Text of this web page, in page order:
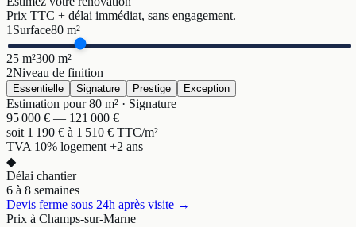
Prix TTC + délai immédiat, sans engagement.
1Surface80 m²
25 m²300 m²
2Niveau de finition
Essentielle Signature Prestige Exception
Estimation pour80 m² · Signature
95 000 € — 121 000 €
soit 1 190 € à 1 510 € TTC/m²
TVA 10% logement +2 ans
◆
Délai chantier
6 à 8 semaines
Devis ferme sous 24h après visite →
Prix à Champs-sur-Marne